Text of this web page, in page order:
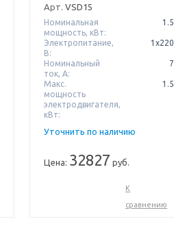
Арт. VSD15
Номинальная
мощность, кВт:
1.5
Электропитание,
В:
1х220
Номинальный
ток, А:
7
Макс.
мощность
электродвигателя,
кВт:
1.5
Уточнить по наличию
Цена: 32827 руб.
К
сравнению